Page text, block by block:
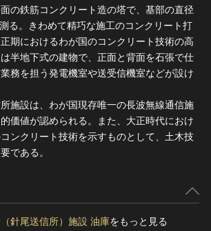
の鉄筋コンクリート造の塔で、基部の直径
る。きわめて精巧な施工のコンクリート打
期におけるわが国のコンクリート技術の高
半地下式の建物で、正面と背面を石張で仕
業務を担う発電機室や送受信機室などが設け
施設は、わが国現存唯一の長波無線通信施
価値が認められる。また、大正時代におけ
ンクリート技術を示すものとして、土木技
である。
針尾送信所）施設 油庫をもっと見る